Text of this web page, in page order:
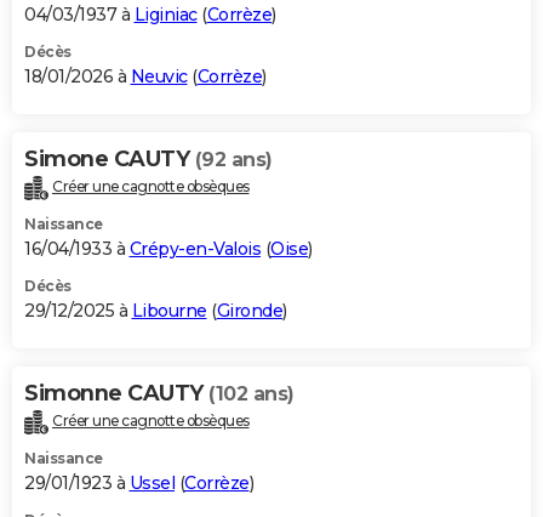
S'inscrire
Se connecter
Lycées
Collèges
Primaires
Universités
Entreprises
Service militaire
Avis de recherche
AVIS DE DÉCÈS
Bricolage
Lifestyle
Culture
Sport
Auto
Television
Voyage
Cinema
04/03/1937 à Liginiac(Corrèze)
Décès
18/01/2026 à Neuvic(Corrèze)
Simone CAUTY (92 ans)
Créer une cagnotte obsèques
Naissance
16/04/1933 à Crépy-en-Valois (Oise)
Décès
29/12/2025 à Libourne (Gironde)
Simonne CAUTY (102 ans)
Créer une cagnotte obsèques
Naissance
29/01/1923 à Ussel (Corrèze)